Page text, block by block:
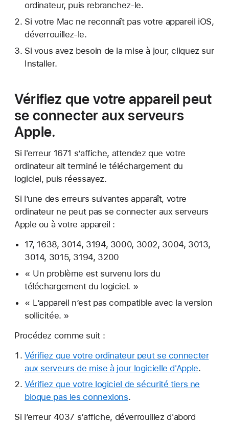
ordinateur, puis rebranchez-le.
Si votre Mac ne reconnaît pas votre appareil iOS,
déverrouillez-le.
Si vous avez besoin de la mise à jour, cliquez sur
Installer.
Vérifiez que votre appareil peut
se connecter aux serveurs
Apple.
Si l'erreur 1671 s’affiche, attendez que votre
ordinateur ait terminé le téléchargement du
logiciel, puis réessayez.
Si l’une des erreurs suivantes apparaît, votre
ordinateur ne peut pas se connecter aux serveurs
Apple ou à votre appareil :
17, 1638, 3014, 3194, 3000, 3002, 3004, 3013,
3014, 3015, 3194, 3200
« Un problème est survenu lors du
téléchargement du logiciel. »
« L’appareil n’est pas compatible avec la version
sollicitée. »
Procédez comme suit :
Vérifiez que votre ordinateur peut se connecter
aux serveurs de mise à jour logicielle d'Apple.
Vérifiez que votre logiciel de sécurité tiers ne
bloque pas les connexions.
Si l’erreur 4037 s’affiche, déverrouillez d'abord